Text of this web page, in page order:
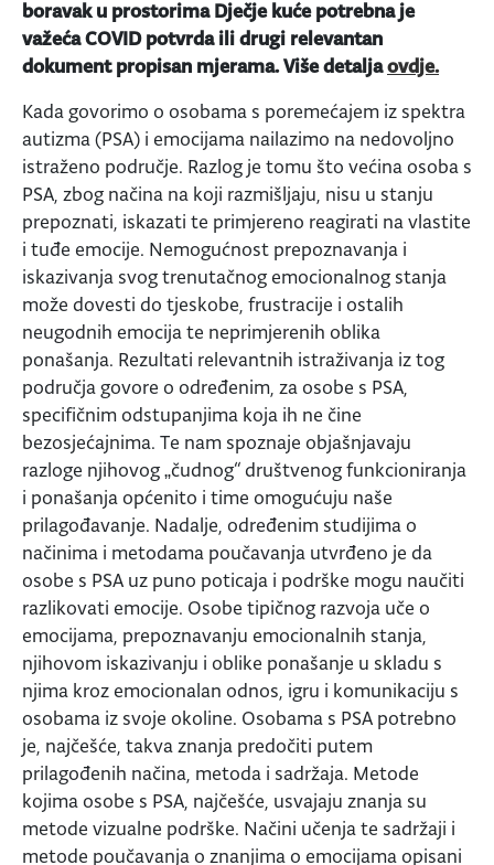
boravak u prostorima Dječje kuće potrebna je
važeća COVID potvrda ili drugi relevantan
dokument propisan mjerama. Više detaljaovdje.
Kada govorimo o osobama s poremećajem iz spektra
autizma (PSA) i emocijama nailazimo na nedovoljno
istraženo područje. Razlog je tomu što većina osoba s
PSA, zbog načina na koji razmišljaju, nisu u stanju
prepoznati, iskazati te primjereno reagirati na vlastite
i tuđe emocije. Nemogućnost prepoznavanja i
iskazivanja svog trenutačnog emocionalnog stanja
može dovesti do tjeskobe, frustracije i ostalih
neugodnih emocija te neprimjerenih oblika
ponašanja. Rezultati relevantnih istraživanja iz tog
područja govore o određenim, za osobe s PSA,
specifičnim odstupanjima koja ih ne čine
bezosjećajnima. Te nam spoznaje objašnjavaju
razloge njihovog „čudnog“ društvenog funkcioniranja
i ponašanja općenito i time omogućuju naše
prilagođavanje. Nadalje, određenim studijima o
načinima i metodama poučavanja utvrđeno je da
osobe s PSA uz puno poticaja i podrške mogu naučiti
razlikovati emocije. Osobe tipičnog razvoja uče o
emocijama, prepoznavanju emocionalnih stanja,
njihovom iskazivanju i oblike ponašanje u skladu s
njima kroz emocionalan odnos, igru i komunikaciju s
osobama iz svoje okoline. Osobama s PSA potrebno
je, najčešće, takva znanja predočiti putem
prilagođenih načina, metoda i sadržaja. Metode
kojima osobe s PSA, najčešće, usvajaju znanja su
metode vizualne podrške. Načini učenja te sadržaji i
metode poučavanja o znanjima o emocijama opisani